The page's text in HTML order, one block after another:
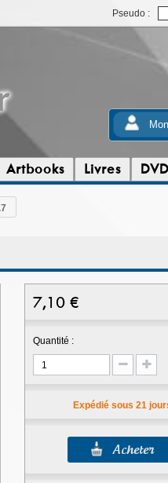
Pseudo :
Artbooks Livres DVD
7,10 €
Quantité :
Expédié sous 21